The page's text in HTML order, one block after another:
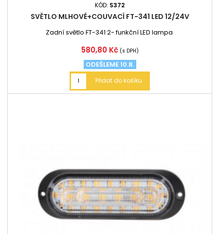
KÓD: S372
SVĚTLO MLHOVÉ+COUVACÍ FT-341 LED 12/24V
Zadní světlo FT-341 2- funkční LED lampa
Cena
580,80 Kč (s DPH)
ODEŠLEME 10.8.
Přidat do košíku